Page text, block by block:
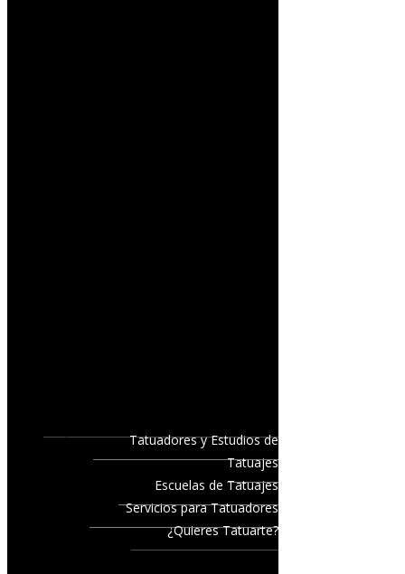
Tatuadores y Estudios de
Tatuajes
Escuelas de Tatuajes
Servicios para Tatuadores
¿Quieres Tatuarte?